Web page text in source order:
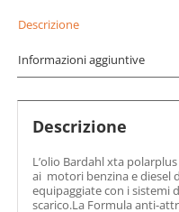
Descrizione
Informazioni aggiuntive
Descrizione
L’olio Bardahl xta
ai motori benzina e diesel
equipaggiate con i sistemi
scarico.La Formula anti-